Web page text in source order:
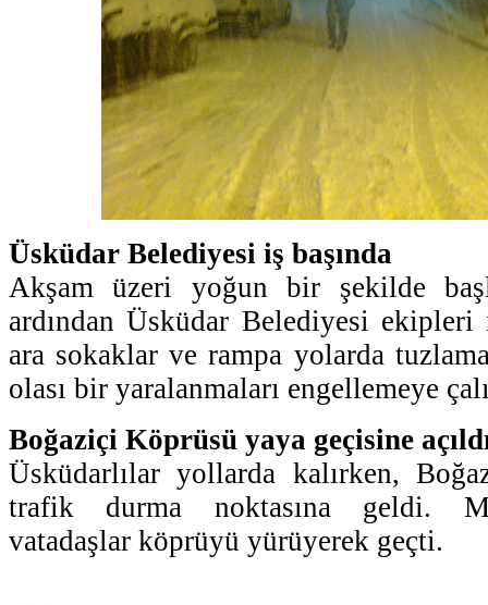
Üsküdar Belediyesi iş başında
Akşam üzeri yoğun bir şekilde
ardından Üsküdar Belediyesi ekipleri
ara sokaklar ve rampa yolarda
olası bir yaralanmaları engellemeye
Boğaziçi Köprüsü yaya geçisine
Üsküdarlılar yollarda kalırken,
trafik durma noktasına geldi.
vatadaşlar köprüyü yürüyerek geçti.